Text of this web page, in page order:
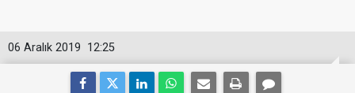
12:25
06 Aralık 2019